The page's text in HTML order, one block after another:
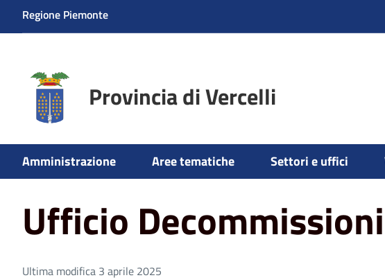
Regione Piemonte
Provincia di Vercelli
Amministrazione Aree tematiche Settori e uffici
Home Ufficio Decommissioning
Ufficio
Ultima modifica 3 aprile 2025